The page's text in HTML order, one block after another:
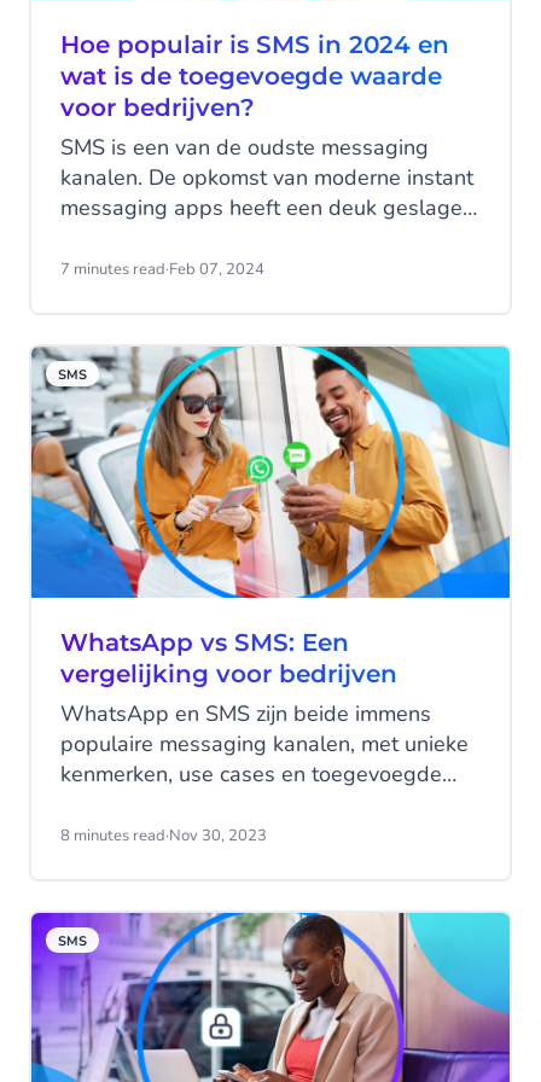
Hoe populair is SMS in 2024 en
wat is de toegevoegde waarde
voor bedrijven?
SMS is een van de oudste messaging
kanalen. De opkomst van moderne instant
messaging apps heeft een deuk geslagen
dat SMS verleden tijd is? In tegenstelling
gewone tekstberichten, geen poeha, en
een karakterlimiet van 160 tekens.
Ondanks dat is SMS nog steeds een van
de meest impactvolle
communicatiekanalen. Lees alles over
SMS statistieken en de blijvende waarde
ervan voor moderne zakelijke
communicatie.
7 minutes read·Feb 07, 2024
SMS
WhatsApp vs SMS: Een
vergelijking voor bedrijven
WhatsApp en SMS zijn beide immens
populaire messaging kanalen, met unieke
kenmerken, use cases en toegevoegde
de verschillen tussen deze twee? Wat zijn
jouw bedrijf? In deze blog duiken we in de
wereld van WhatsApp vs. SMS.
8 minutes read·Nov 30, 2023
SMS